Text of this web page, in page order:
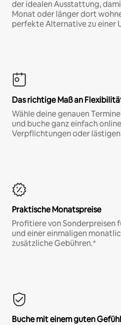
der idealen Ausstattung,
Monat oder länger dort
perfekte Alternative zu einer
Das richtige Maß an
Wähle deine genauen
und buche ganz einfach
Verpflichtungen oder
Praktische Monatspreise
Profitiere von Sonderpreisen
und einer einmaligen
zusätzliche Gebühren.*
Buche mit einem guten Gefühl